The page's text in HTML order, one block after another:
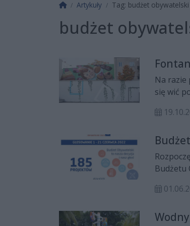
Strona główna
Artykuły Tag: budżet
budżet
Na razie
się wić
Budżetu
tys.